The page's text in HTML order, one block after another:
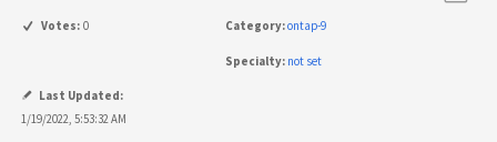
Votes: 0 Category:ontap-9
Specialty: not set
Last Updated:
1/19/2022, 5:53:32 AM